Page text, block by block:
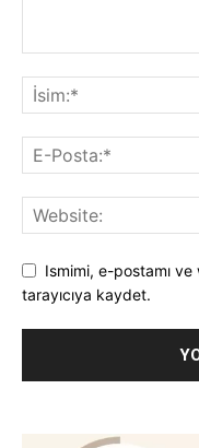
Ismimi, e-postamı
tarayıcıya kaydet.